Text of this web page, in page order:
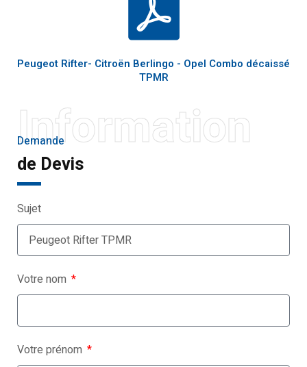
Peugeot Rifter- Citroën Berlingo - Opel Combo décaissé
TPMR
Information
Demande
de Devis
Sujet
Votre nom
Votre prénom